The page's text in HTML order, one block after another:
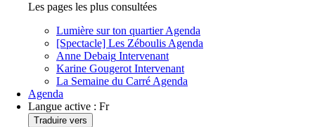
Les pages les plus consultées
Lumière sur ton quartier Agenda
[Spectacle] Les Zéboulis Agenda
Anne Debaig Intervenant
Karine Gougerot Intervenant
La Semaine du Carré Agenda
Agenda
Langue active : Fr
Traduire vers